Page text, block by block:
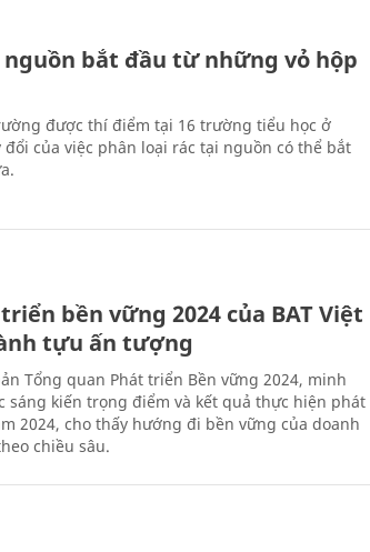
bắt đầu từ những vỏ hộp
được thí điểm tại 16 trường tiểu học ở
đổi của việc phân loại rác tại nguồn có thể bắt
bền vững 2024 của BAT Việt
tựu ấn tượng
Tổng quan Phát triển Bền vững 2024, minh
sáng kiến trọng điểm và kết quả thực hiện phát
2024, cho thấy hướng đi bền vững của doanh
chiều sâu.